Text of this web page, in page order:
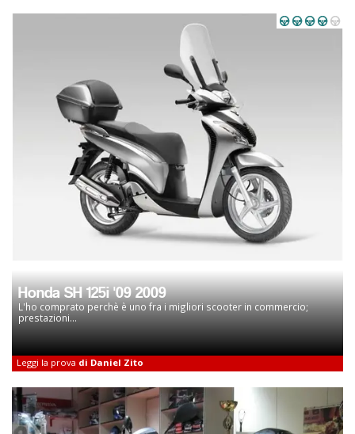
Honda SH 125i '09 2009
L'ho comprato perchè è uno fra i migliori scooter in commercio;
prestazioni...
Leggi la prova di Daniel Zito